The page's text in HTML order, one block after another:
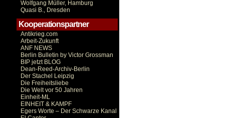
Wolfgang Müller, Hamburg
Quasi B., Dresden
Kooperationspartner
Antikrieg.com
Arbeit-Zukunft
ANF NEWS
Berlin Bulletin by Victor Grossman
BIP jetzt BLOG
Dean-Reed-Archiv-Berlin
Der Stachel Leipzig
Die Freiheitsliebe
Die Welt vor 50 Jahren
Einheit-ML
EINHEIT & KAMPF
Egers Worte – Der Schwarze Kanal